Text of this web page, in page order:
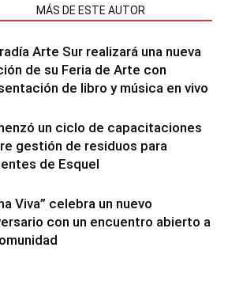
MÁS DE ESTE AUTOR
Arte Sur realizará una nueva
de su Feria de Arte con
de libro y música en vivo
un ciclo de capacitaciones
gestión de residuos para
de Esquel
Viva” celebra un nuevo
con un encuentro abierto a